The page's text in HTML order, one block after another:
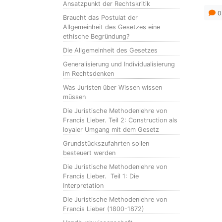
Ansatzpunkt der Rechtskritik
Braucht das Postulat der
Allgemeinheit des Gesetzes eine
ethische Begründung?
Die Allgemeinheit des Gesetzes
Generalisierung und Individualisierung
im Rechtsdenken
Was Juristen über Wissen wissen
müssen
Die Juristische Methodenlehre von
Francis Lieber. Teil 2: Construction als
loyaler Umgang mit dem Gesetz
Grundstückszufahrten sollen
besteuert werden
Die Juristische Methodenlehre von
Francis Lieber. Teil 1: Die
Interpretation
Die Juristische Methodenlehre von
Francis Lieber (1800-1872)
0